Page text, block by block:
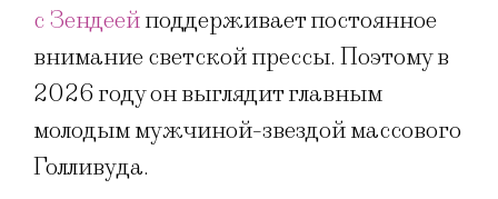
с Зендеейподдерживает постоянное
внимание светской прессы. Поэтому в
2026 году он выглядит главным
молодым мужчиной-звездой массового
Голливуда.